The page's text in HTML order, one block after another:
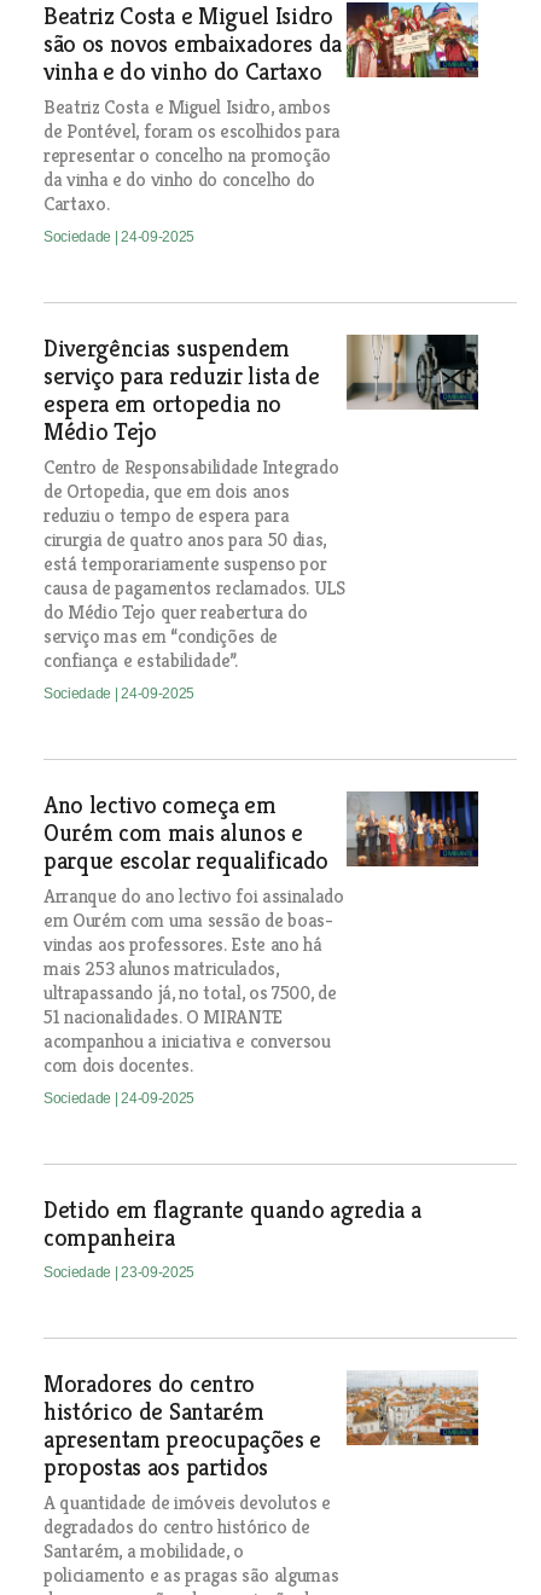
Beatriz Costa e Miguel Isidro
são os novos embaixadores da
vinha e do vinho do Cartaxo
Beatriz Costa e Miguel Isidro, ambos
de Pontével, foram os escolhidos para
representar o concelho na promoção
da vinha e do vinho do concelho do
Cartaxo.
Sociedade | 24-09-2025
Divergências suspendem
serviço para reduzir lista de
espera em ortopedia no
Médio Tejo
Centro de Responsabilidade Integrado
de Ortopedia, que em dois anos
reduziu o tempo de espera para
cirurgia de quatro anos para 50 dias,
está temporariamente suspenso por
causa de pagamentos reclamados. ULS
do Médio Tejo quer reabertura do
serviço mas em “condições de
confiança e estabilidade”.
Sociedade | 24-09-2025
Ano lectivo começa em
Ourém com mais alunos e
parque escolar requalificado
Arranque do ano lectivo foi assinalado
em Ourém com uma sessão de boas-
vindas aos professores. Este ano há
mais 253 alunos matriculados,
ultrapassando já, no total, os 7500, de
51 nacionalidades. O MIRANTE
acompanhou a iniciativa e conversou
com dois docentes.
Sociedade | 24-09-2025
Detido em flagrante quando agredia a
companheira
Sociedade | 23-09-2025
Moradores do centro
histórico de Santarém
apresentam preocupações e
propostas aos partidos
A quantidade de imóveis devolutos e
degradados do centro histórico de
Santarém, a mobilidade, o
policiamento e as pragas são algumas